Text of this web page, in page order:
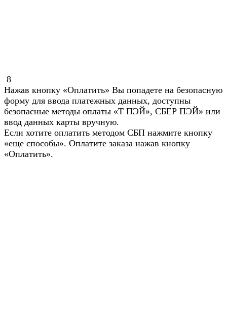
8
Нажав кнопку «Оплатить» Вы попадете на безопасную
форму для ввода платежных данных, доступны
безопасные методы оплаты «Т ПЭЙ», СБЕР ПЭЙ» или
ввод данных карты вручную.
Если хотите оплатить методом СБП нажмите кнопку
«еще способы». Оплатите заказа нажав кнопку
«Оплатить».